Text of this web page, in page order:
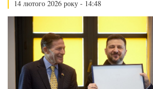
14 лютого 2026 року - 14:48